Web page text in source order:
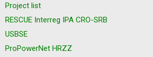
Project list
RESCUE Interreg IPA CRO-SRB
USBSE
ProPowerNet HRZZ